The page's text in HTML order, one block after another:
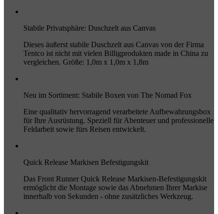
Stabile Privatsphäre: Duschzelt aus Canvas
Dieses äußerst stabile Duschzelt aus Canvas von der Firma
Tentco ist nicht mit vielen Billigprodukten made in China zu
vergleichen. Größe: 1,0m x 1,0m x 1,8m
Neu im Sortiment: Stabile Boxen von The Nomad Fox
Eine qualitativ hervorragend verarbeitete Aufbewahrungsbox
für Ihre Ausrüstung. Speziell für Abenteuer und professionelle
Feldarbeit sowie fürs Reisen entwickelt.
Quick Release Markisen Befestigungskit
Das Front Runner Quick Release Markisen-Befestigungskit
ermöglicht die Montage sowie das Abnehmen Ihrer Markise
innerhalb von Sekunden - ohne zusätzliches Werkzeug.